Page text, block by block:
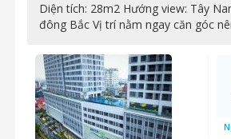
Diện tích: 28m2 Hướng view: Tây
đông Bắc Vị trí nằm ngay căn góc